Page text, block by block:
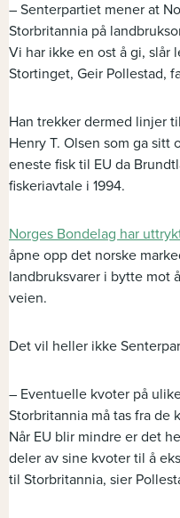
– Senterpartiet mener at
Storbritannia på
Vi har ikke en ost å gi,
Stortinget, Geir Pollestad,
Han trekker dermed linjer
Henry T. Olsen som ga sitt
eneste fisk til EU da
fiskeriavtale i 1994.
Norges Bondelag har
åpne opp det norske
landbruksvarer i bytte mot
veien.
Det vil heller ikke
– Eventuelle kvoter på
Storbritannia må tas fra de
Når EU blir mindre er det
deler av sine kvoter til å
til Storbritannia, sier